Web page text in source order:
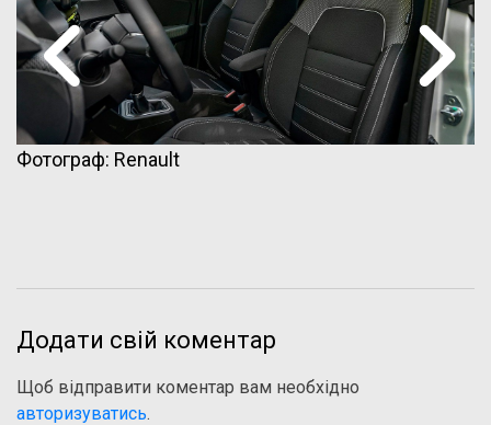
Фотограф: Renault
Додати свій коментар
Щоб відправити коментар вам необхідно
авторизуватись.